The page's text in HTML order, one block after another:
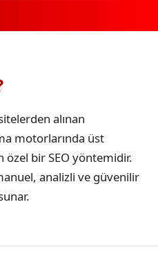
alınan
motorlarında üst
özel bir SEO yöntemidir.
analizli ve güvenilir